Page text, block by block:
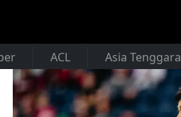
ACL Asia Tenggara